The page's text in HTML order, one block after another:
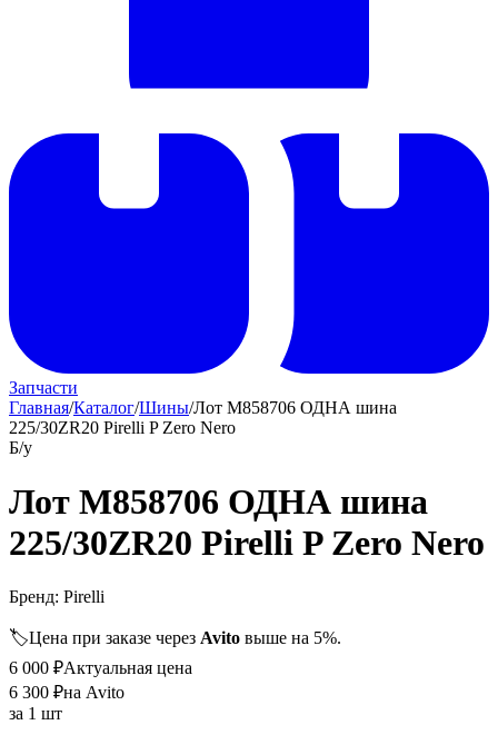
Запчасти
Главная/Каталог/Шины/Лот M858706 ОДНА шина
225/30ZR20 Pirelli P Zero Nero
Б/у
Лот M858706 ОДНА шина
225/30ZR20 Pirelli P Zero Nero
Бренд: Pirelli
🏷️Цена при заказе через Avito выше на 5%.
6 000 ₽Актуальная цена
6 300 ₽на Avito
за 1 шт